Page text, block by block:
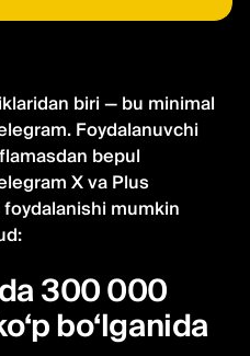
biri — bu minimal
Foydalanuvchi
bepul
X va Plus
mumkin
300 000
bo‘lganida